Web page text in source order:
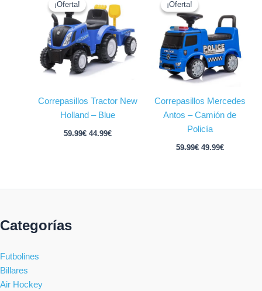
¡Oferta!
¡Oferta!
Correpasillos Tractor New
Holland – Blue
59.99€
original
era:
59.99€.
44.99€
actual
es:
44.99€.
¡Oferta!
¡Oferta!
Correpasillos Mercedes
Antos – Camión de
Policía
59.99€
era:
59.99€.
49.99€
es:
49.99€.
Categorías
Futbolines
Billares
Air Hockey